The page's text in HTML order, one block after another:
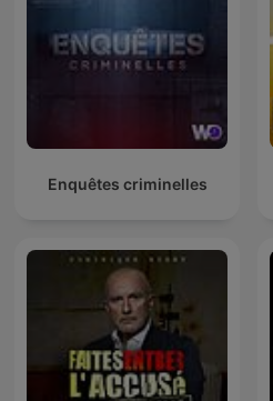
Enquêtes criminelles